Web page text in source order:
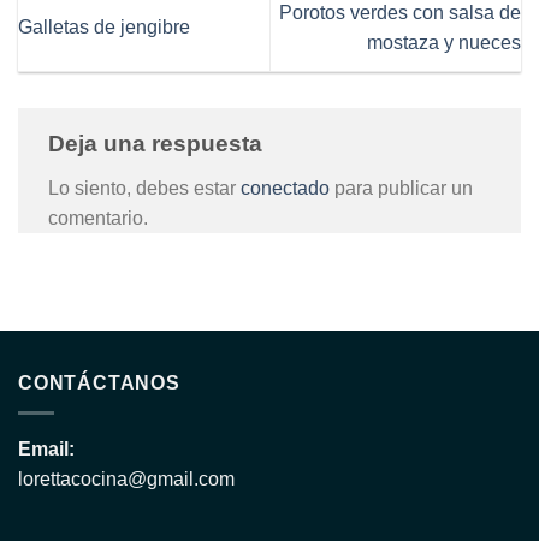
Galletas de jengibre
Porotos verdes con salsa de
mostaza y nueces
Deja una respuesta
Lo siento, debes estar conectado para publicar un
comentario.
CONTÁCTANOS
Email:
lorettacocina@gmail.com